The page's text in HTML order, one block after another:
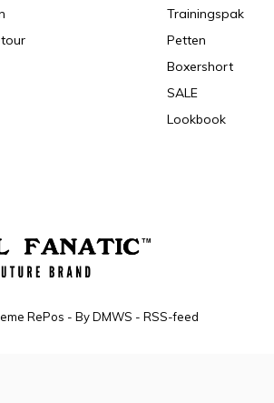
Trainingspak
Petten
Boxershort
SALE
Lookbook
RePos - ByDMWS - RSS-feed